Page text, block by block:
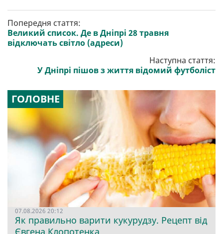
Попередня стаття:
Великий список. Де в Дніпрі 28 травня
відключать світло (адреси)
Наступна стаття:
У Дніпрі пішов з життя відомий футболіст
ГОЛОВНЕ
07.08.2026 20:12
Як правильно варити кукурудзу. Рецепт від
Євгена Клопотенка